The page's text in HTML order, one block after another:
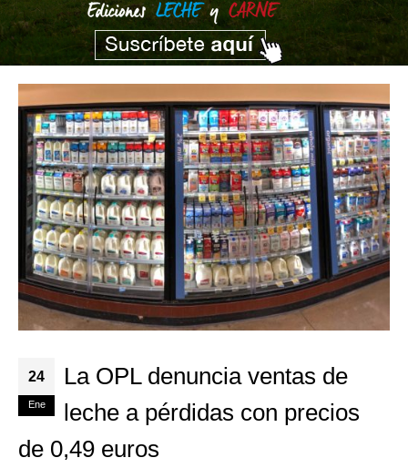
24
Ene
La OPL denuncia ventas de
leche a pérdidas con precios
de 0,49 euros